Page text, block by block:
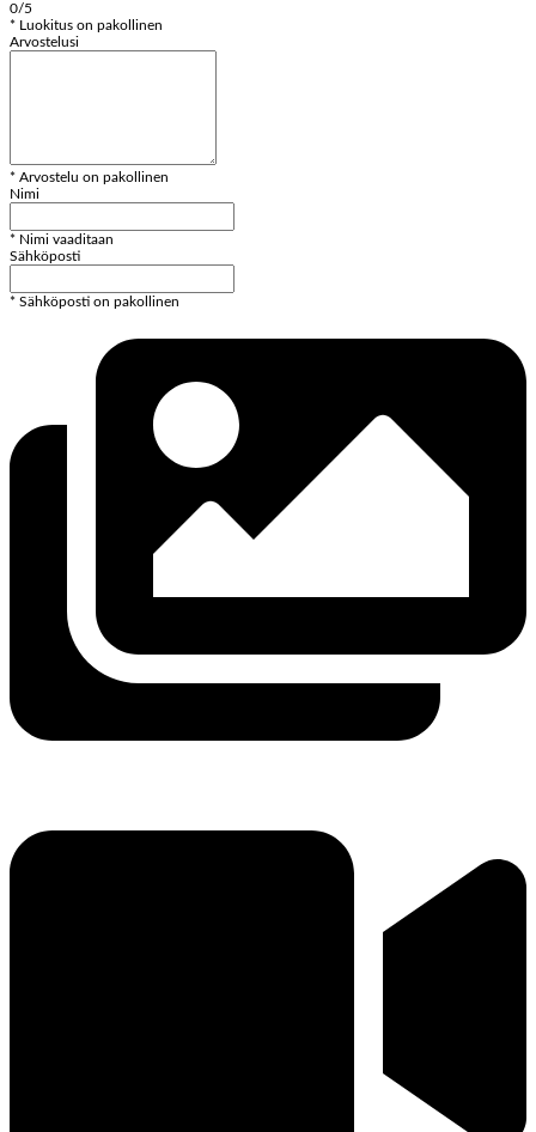
0/5
* Luokitus on pakollinen
Arvostelusi
* Arvostelu on pakollinen
Nimi
* Nimi vaaditaan
Sähköposti
* Sähköposti on pakollinen